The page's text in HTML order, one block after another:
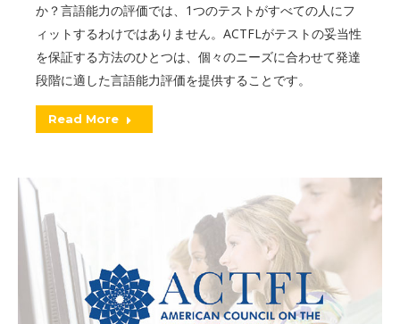
か？言語能力の評価では、1つのテストがすべての人にフ
ィットするわけではありません。ACTFLがテストの妥当性
を保証する方法のひとつは、個々のニーズに合わせて発達
段階に適した言語能力評価を提供することです。
Read More